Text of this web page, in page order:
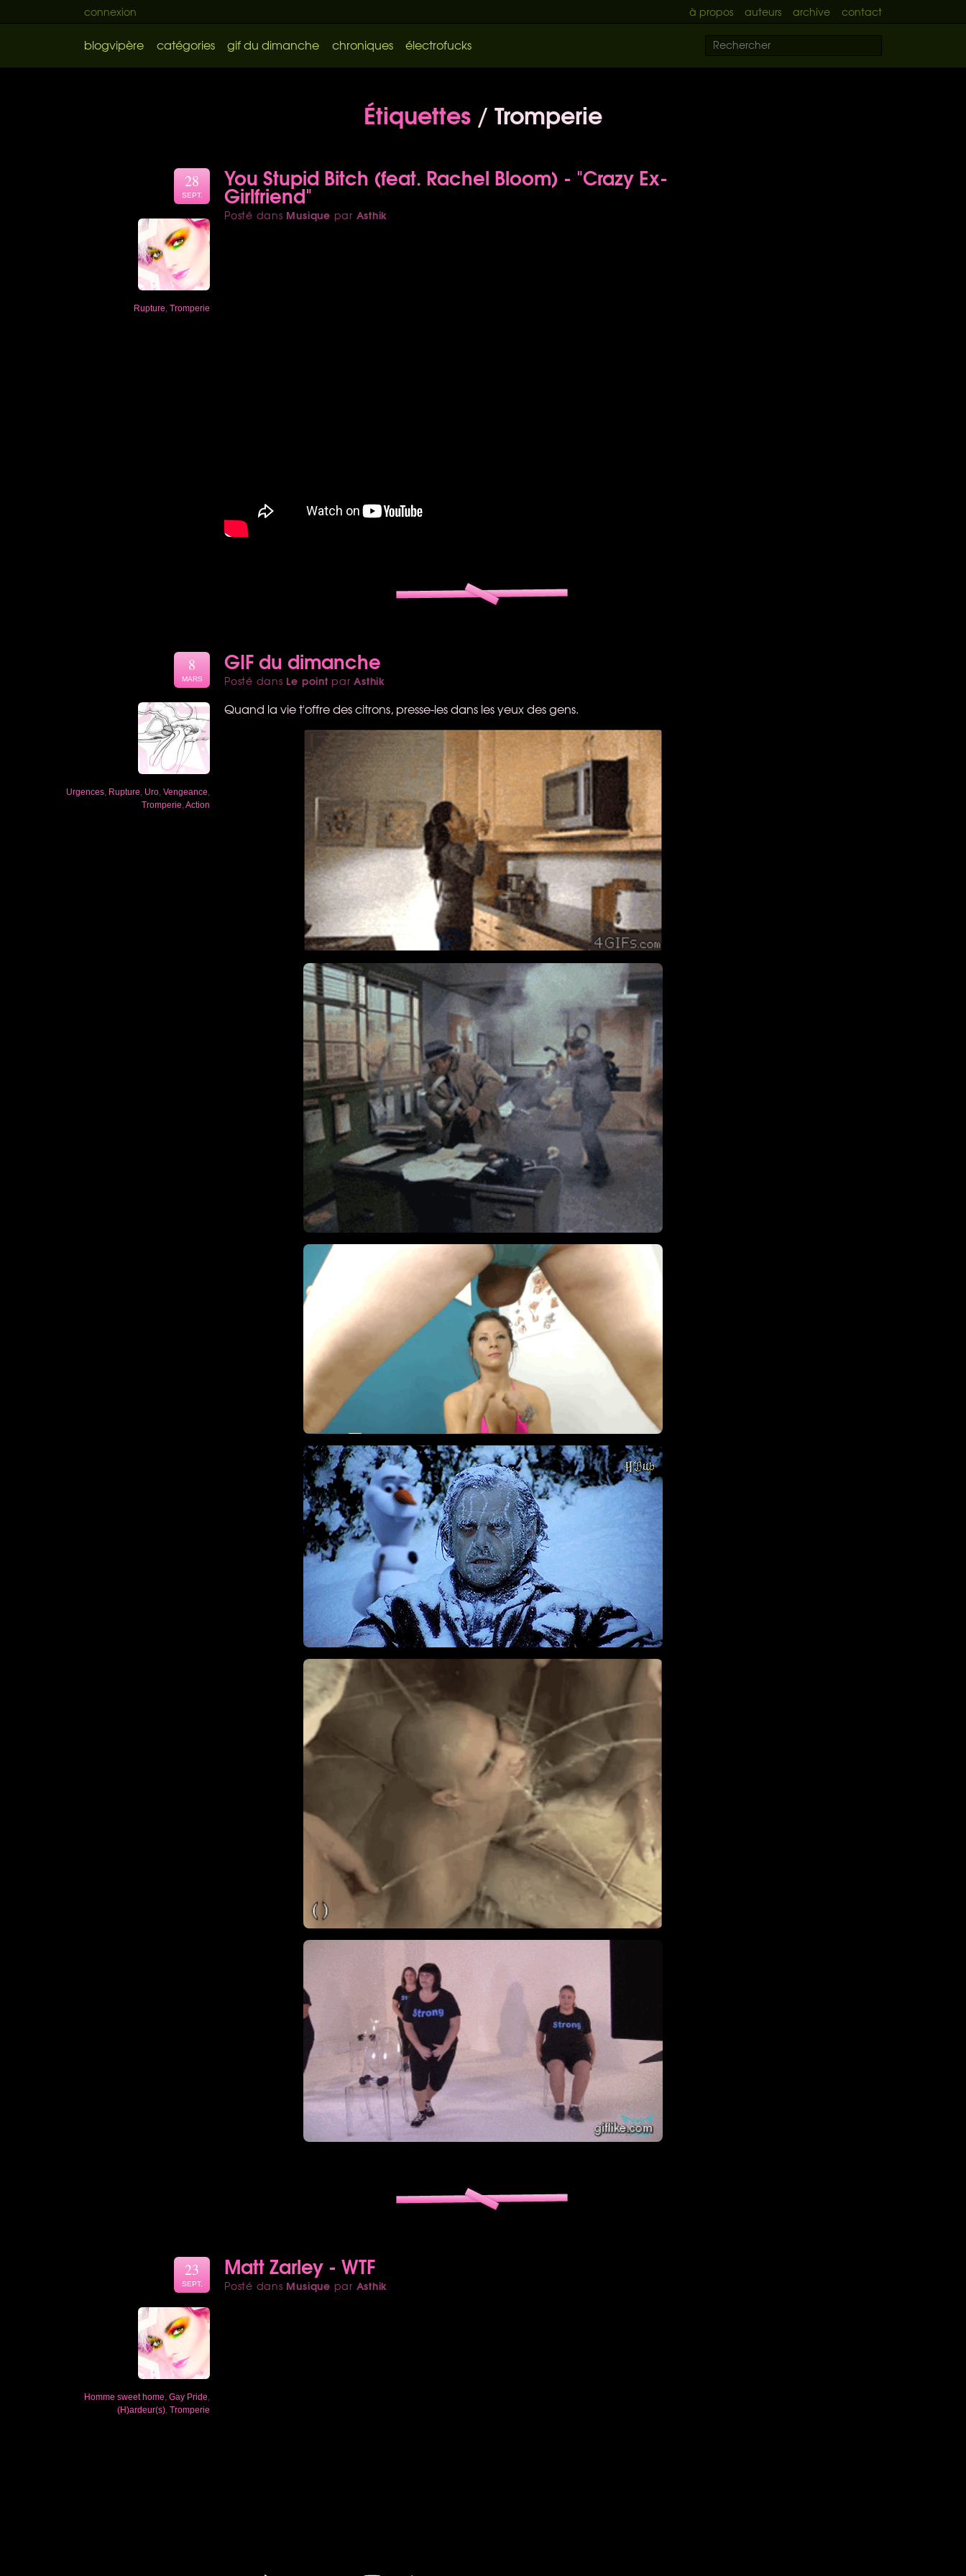
connexion à propos auteurs archive contact
blogvipère catégories gif du dimanche chroniques électrofucks
Étiquettes / Tromperie
You Stupid Bitch (feat. Rachel Bloom) - "Crazy Ex-
Girlfriend"
Posté dans Musique par Asthik
28
SEPT.
Rupture Tromperie
GIF du dimanche
Posté dans Le point parAsthik
8
MARS
Urgences Rupture Uro Vengeance
Tromperie Action
Quand la vie t'offre des citrons, presse-les dans les yeux des gens.
Matt Zarley - WTF
Posté dans Musique par Asthik
23
SEPT.
Homme sweet home, Gay Pride,
(H)ardeur(s), Tromperie